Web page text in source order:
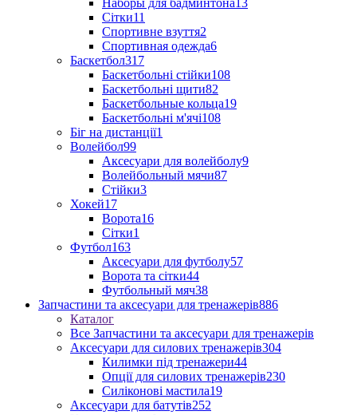
Наборы для бадминтона13
Сітки11
Спортивне взуття2
Спортивная одежда6
Баскетбол317
Баскетбольні стійки108
Баскетбольні щити82
Баскетбольные кольца19
Баскетбольні м'ячі108
Біг на дистанції1
Волейбол99
Аксесуари для волейболу9
Волейбольный мячи87
Стійки3
Хокей17
Ворота16
Сітки1
Футбол163
Аксесуари для футболу57
Ворота та сітки44
Футбольный мяч38
Запчастини та аксесуари для тренажерів886
Каталог
Все Запчастини та аксесуари для тренажерів
Аксесуари для силових тренажерів304
Килимки під тренажери44
Опції для силових тренажерів230
Силіконові мастила19
Аксесуари для батутів252